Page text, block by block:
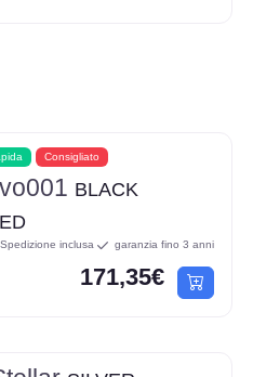
Consigliato
BLACK
inclusa garanzia fino 3 anni
171,35€